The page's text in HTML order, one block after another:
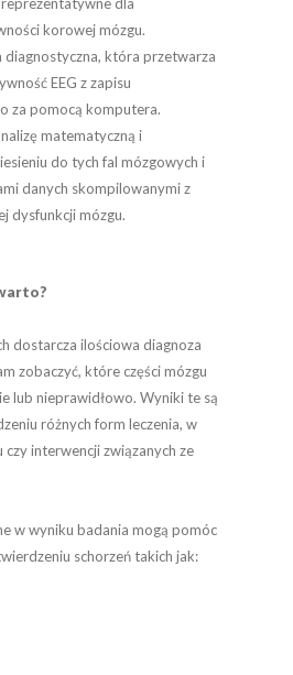
korowej mózgu.
diagnostyczna, która przetwarza
EEG z zapisu
za pomocą komputera.
matematyczną i
do tych fal mózgowych i
danych skompilowanymi z
dysfunkcji mózgu.
dostarcza ilościowa diagnoza
zobaczyć, które części mózgu
lub nieprawidłowo. Wyniki te są
różnych form leczenia, w
interwencji związanych ze
w wyniku badania mogą pomóc
schorzeń takich jak: